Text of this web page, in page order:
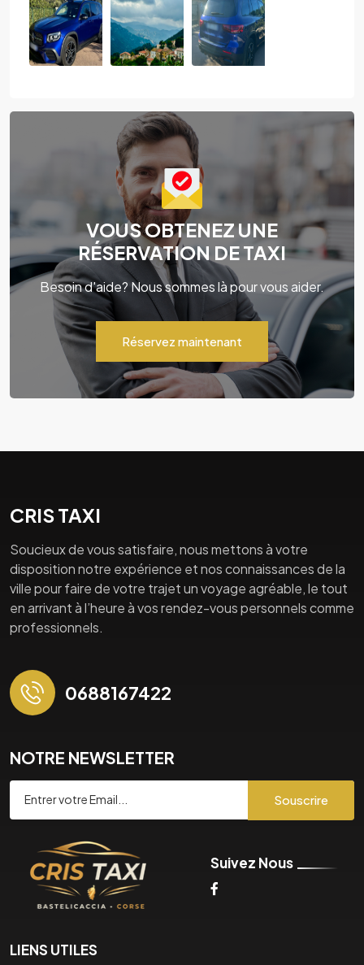
VOUS OBTENEZ UNE
RÉSERVATION DE TAXI
Besoin d'aide? Nous sommes là pour vous aider.
Réservez maintenant
CRIS TAXI
Soucieux de vous satisfaire, nous mettons à votre
disposition notre expérience et nos connaissances de la
ville pour faire de votre trajet un voyage agréable, le tout
en arrivant à l’heure à vos rendez-vous personnels comme
professionnels.
0688167422
NOTRE NEWSLETTER
Souscrire
Suivez Nous
LIENS UTILES